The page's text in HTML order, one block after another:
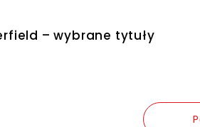
– wybrane tytuły